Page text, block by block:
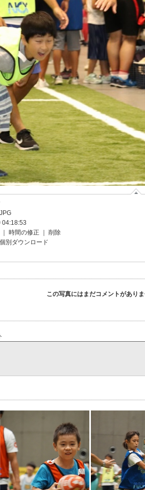
04:18:53
時間の修正
削除
別ダウンロード
この写真にはまだコメントがあり